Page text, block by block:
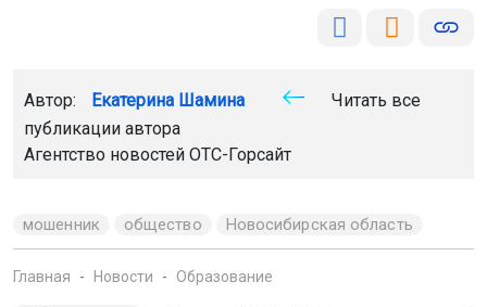
Автор: Екатерина Шамина
Читать все
публикации автора
Агентство новостей ОТС-Горсайт
мошенник общество Новосибирская область
Главная Новости Образование